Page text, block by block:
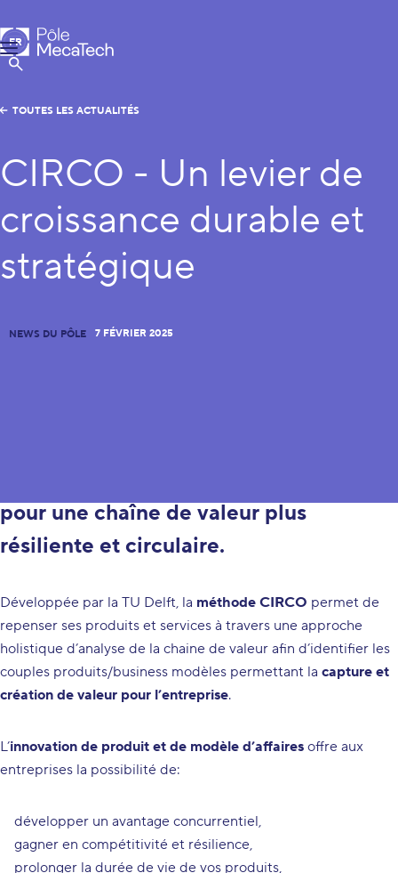
Pôle MecaTech
Menu
Afficher la Recherche
FR
EN
TOUTES LES ACTUALITÉS
CIRCO - Un levier de
croissance durable et
stratégique
NEWS DU PÔLE 7 FÉVRIER 2025
pour une chaîne de valeur plus
résiliente et circulaire.
Développée par la TU Delft, la méthode CIRCO permet de
repenser ses produits et services à travers une approche
holistique d’analyse de la chaine de valeur afin d’identifier les
couples produits/business modèles permettant la capture et
création de valeur pour l’entreprise.
L’innovation de produit et de modèle d’affaires offre aux
entreprises la possibilité de:
développer un avantage concurrentiel,
gagner en compétitivité et résilience,
prolonger la durée de vie de vos produits,